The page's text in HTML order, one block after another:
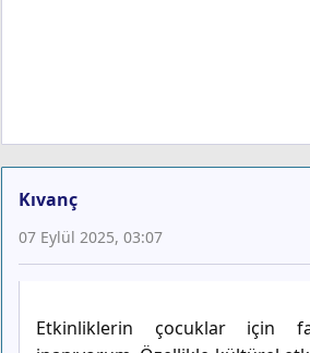
Kıvanç
07 Eylül 2025, 03:07
Etkinliklerin çocuklar için